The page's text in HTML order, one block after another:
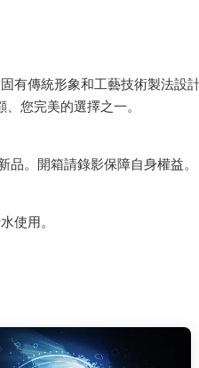
有傳統形象和工藝技術製法設
您完美的選擇之一。
。開箱請錄影保障自身權益。
使用。